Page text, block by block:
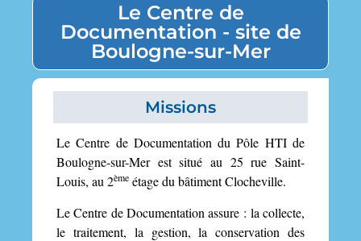
Le Centre de
Documentation - site de
Boulogne-sur-Mer
Missions
Le Centre de Documentation du Pôle HTI de
Boulogne-sur-Mer est situé au 25 rue Saint-
Louis, au 2ème étage du bâtiment Clocheville.
Le Centre de Documentation assure : la collecte,
le traitement, la gestion, la conservation des